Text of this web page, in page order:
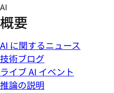
Skip
to
content
AI
概要
AI に関するニュース
技術ブログ
ライブ AI イベント
推論の説明